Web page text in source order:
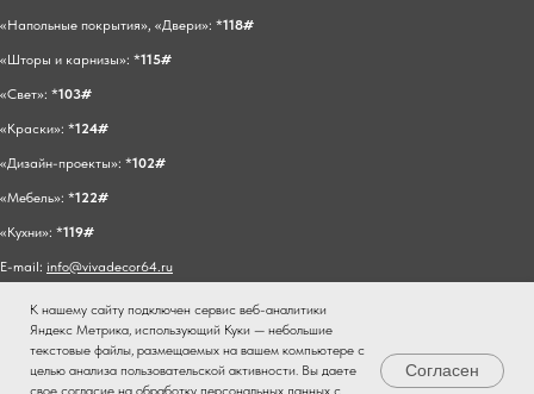
К нашему сайту подключен сервис веб-аналитики
Яндекс Метрика, использующий Куки — небольшие
текстовые файлы, размещаемых на вашем компьютере с
целью анализа пользовательской активности. Вы даете
свое согласие на обработку персональных данных с
Согласен
«Напольные покрытия», «Двери»: *118#
«Шторы и карнизы»: *115#
«Свет»: *103#
«Краски»: *124#
«Дизайн-проекты»: *102#
«Мебель»: *122#
«Кухни»: *119#
E-mail: info@vivadecor64.ru